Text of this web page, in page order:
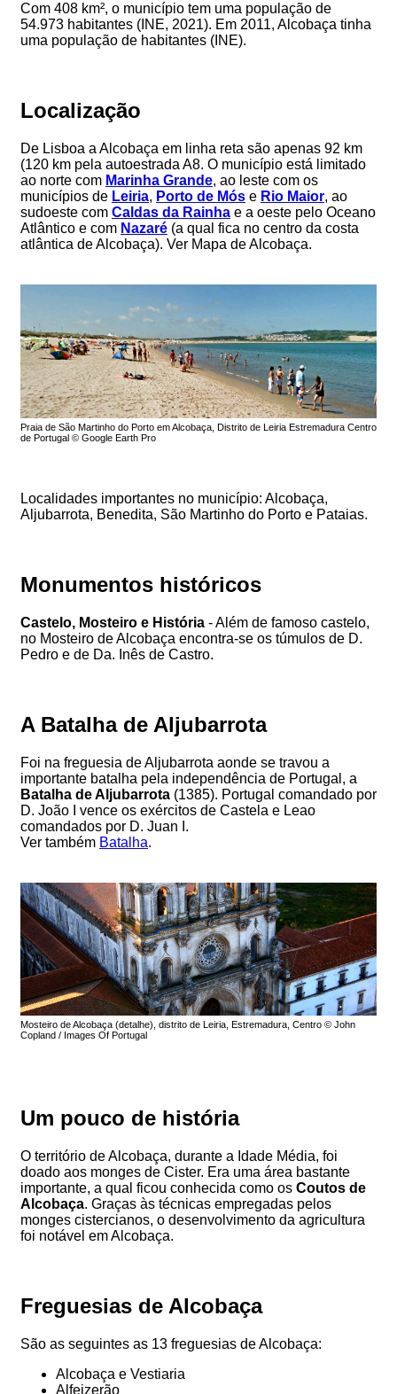
Com 408 km², o município tem uma população de
54.973 habitantes (INE, 2021). Em 2011, Alcobaça tinha
uma população de habitantes (INE).
Localização
De Lisboa a Alcobaça em linha reta são apenas 92 km
(120 km pela autoestrada A8. O município está limitado
ao norte com Marinha Grande, ao leste com os
municípios de Leiria, Porto de Mós e Rio Maior, ao
sudoeste com Caldas da Rainha e a oeste pelo Oceano
Atlântico e com Nazaré (a qual fica no centro da costa
atlântica de Alcobaça). Ver Mapa de Alcobaça.
Praia de São Martinho do Porto em Alcobaça, Distrito de Leiria Estremadura Centro
de Portugal © Google Earth Pro
Localidades importantes no município: Alcobaça,
Aljubarrota, Benedita, São Martinho do Porto e Pataias.
Monumentos históricos
Castelo, Mosteiro e História - Além de famoso castelo,
no Mosteiro de Alcobaça encontra-se os túmulos de D.
Pedro e de Da. Inês de Castro.
A Batalha de Aljubarrota
Foi na freguesia de Aljubarrota aonde se travou a
importante batalha pela independência de Portugal, a
Batalha de Aljubarrota (1385). Portugal comandado por
D. João I vence os exércitos de Castela e Leao
comandados por D. Juan I.
Ver também Batalha.
Mosteiro de Alcobaça (detalhe), distrito de Leiria, Estremadura, Centro © John
Copland / Images Of Portugal
Um pouco de história
O território de Alcobaça, durante a Idade Média, foi
doado aos monges de Cister. Era uma área bastante
importante, a qual ficou conhecida como os Coutos de
Alcobaça. Graças às técnicas empregadas pelos
monges cistercianos, o desenvolvimento da agricultura
foi notável em Alcobaça.
Freguesias de Alcobaça
São as seguintes as 13 freguesias de Alcobaça:
Alcobaça e Vestiaria
Alfeizerão